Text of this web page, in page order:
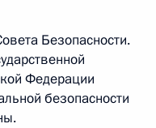
Безопасности.
Федерации
безопасности